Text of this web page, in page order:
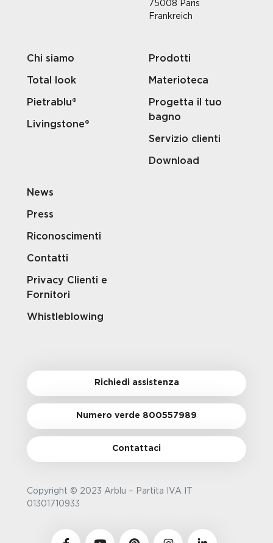
75008 Paris
Frankreich
Chi siamo
Total look
Pietrablu®
Livingstone®
Prodotti
Materioteca
Progetta il tuo
bagno
Servizio clienti
Download
News
Press
Riconoscimenti
Contatti
Privacy Clienti e
Fornitori
Whistleblowing
Richiedi assistenza
Numero verde 800557989
Contattaci
Copyright © 2023 Arblu – Partita IVA IT
01301710933